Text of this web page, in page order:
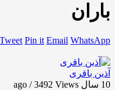
باران
Tweet Pin it Email WhatsApp
آذین باقری
10 سال ago / 3492
Views